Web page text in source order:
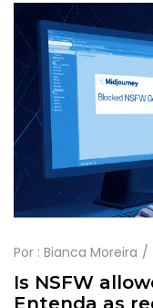
Por : Bianca Moreira
Is NSFW
Entenda as